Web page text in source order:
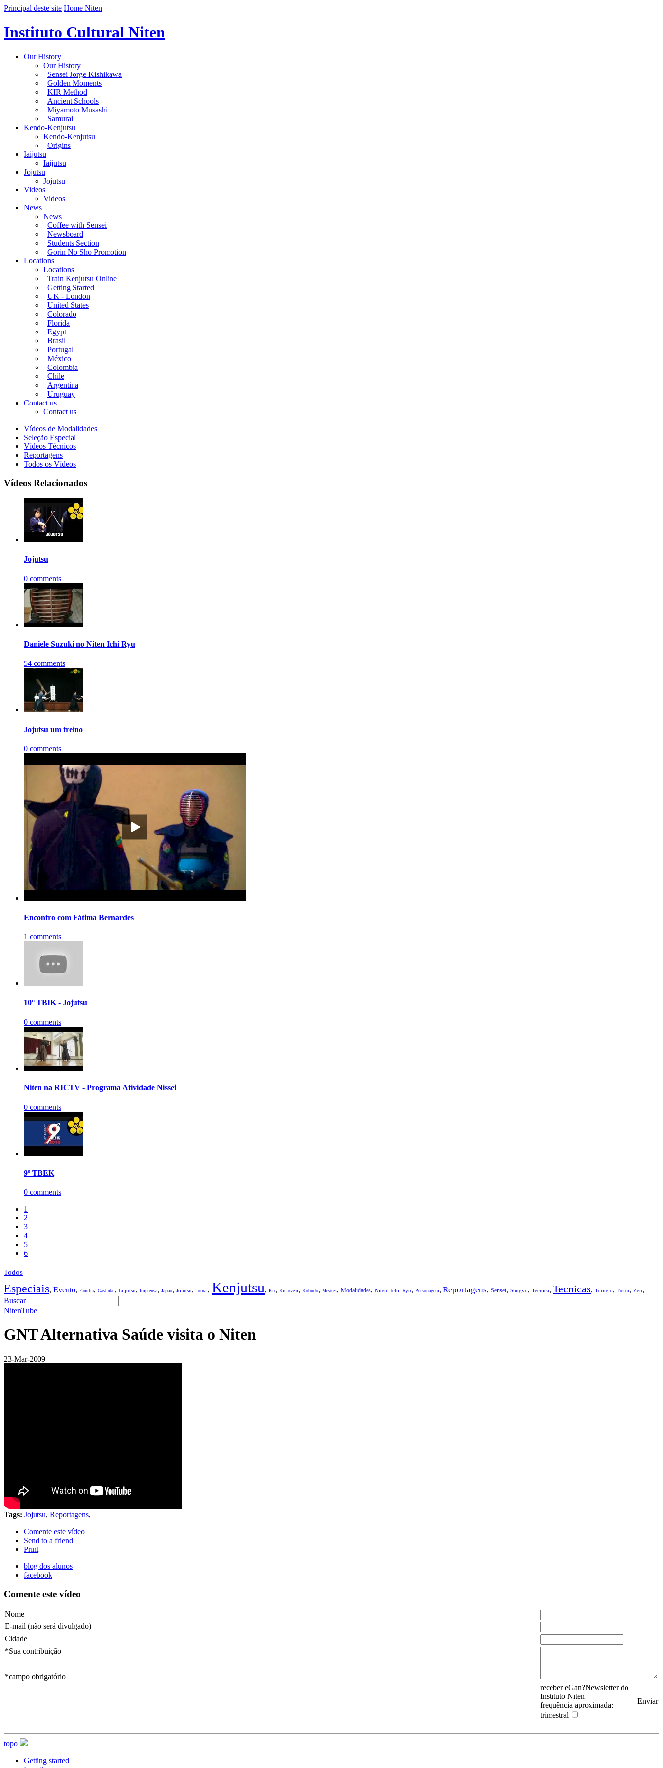
Principal deste site Home Niten
Instituto Cultural Niten
Our History
Our History
Sensei Jorge Kishikawa
Golden Moments
KIR Method
Ancient Schools
Miyamoto Musashi
Samurai
Kendo-Kenjutsu
Kendo-Kenjutsu
Origins
Iaijutsu
Iaijutsu
Jojutsu
Jojutsu
Videos
Videos
News
News
Coffee with Sensei
Newsboard
Students Section
Gorin No Sho Promotion
Locations
Locations
Train Kenjutsu Online
Getting Started
UK - London
United States
Colorado
Florida
Egypt
Brasil
Portugal
México
Colombia
Chile
Argentina
Uruguay
Contact us
Contact us
Vídeos de Modalidades
Seleção Especial
Vídeos Técnicos
Reportagens
Todos os Vídeos
Vídeos Relacionados
Jojutsu
0 comments
Daniele Suzuki no Niten Ichi Ryu
54 comments
Jojutsu um treino
0 comments
Encontro com Fátima Bernardes
1 comments
10° TBIK - Jojutsu
0 comments
Niten na RICTV - Programa Atividade Nissei
0 comments
9º TBEK
0 comments
1
2
3
4
5
6
Todos
Especiais, Evento, Familia, Gashuku, Iaijutsu, Imprensa, Japao, Jojutsu, Jornal, Kenjutsu, Kir, KirJovem, Kobudo, Mestres, Modalidades, Niten_Ichi_Ryu, Personagem, Reportagens, Sensei, Shugyo, Tecnica, Tecnicas, Torneio, Treino, Zen,
Buscar
NitenTube
GNT Alternativa Saúde visita o Niten
23-Mar-2009
Tags: Jojutsu, Reportagens,
Comente este vídeo
Send to a friend
Print
blog dos alunos
facebook
Comente este vídeo
Nome
E-mail (não será divulgado)
Cidade
*Sua contribuição
*campo obrigatório
recebereGan?Newsletter do
Instituto Niten
frequência aproximada:
trimestral
Enviar
topo
Getting started